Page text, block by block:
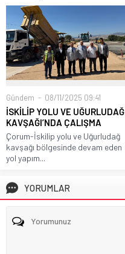
Gündem 08/11/2025 09:41
İSKİLİP YOLU VE UĞURLUDAĞ
KAVŞAĞI’NDA ÇALIŞMA
Çorum-İskilip yolu ve Uğurludağ
kavşağı bölgesinde devam eden
yol yapım...
YORUMLAR